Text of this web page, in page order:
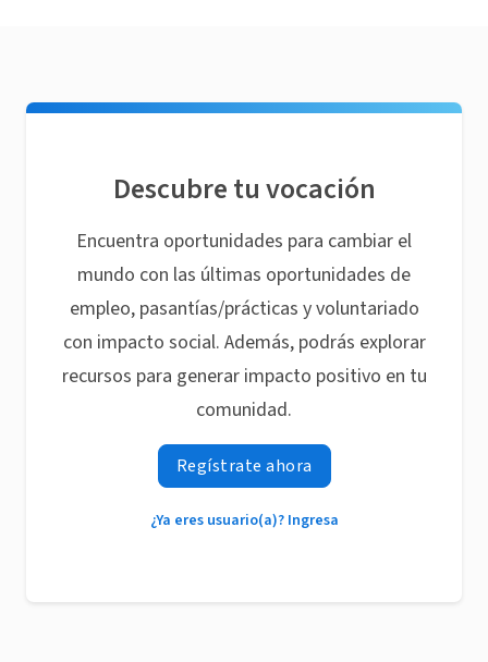
Descubre tu vocación
Encuentra oportunidades para cambiar el
mundo con las últimas oportunidades de
empleo, pasantías/prácticas y voluntariado
con impacto social. Además, podrás explorar
recursos para generar impacto positivo en tu
comunidad.
Regístrate ahora
¿Ya eres usuario(a)? Ingresa